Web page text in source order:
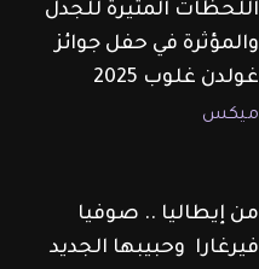
اللحظات المثيرة للجدل
والمؤثرة في حفل جوائز
غولدن غلوب 2025
ميكس
من إيطاليا .. صوفيا
فيرغارا وحبيبها الجديد